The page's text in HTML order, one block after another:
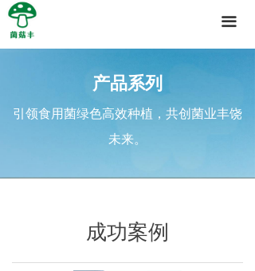
끀
成功案例
引领食用菌绿色高效种植，共创菌业丰饶
未来。
产品系列